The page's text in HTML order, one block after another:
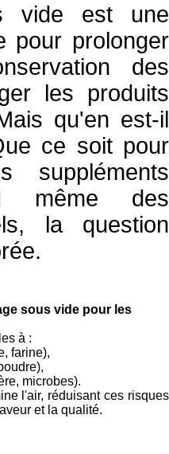
vide est une
pour prolonger
des
les produits
qu'en est-il
ce soit pour
suppléments
même des
la question
sous vide pour les
à :
farine),
microbes).
l'air, réduisant ces risques
et la qualité.